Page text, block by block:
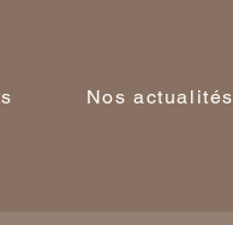
Nos actualités